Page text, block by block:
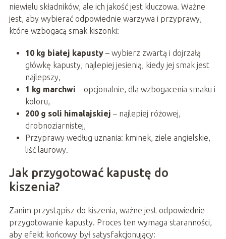
niewielu składników, ale ich jakość jest kluczowa. Ważne
jest, aby wybierać odpowiednie warzywa i przyprawy,
które wzbogacą smak kiszonki:
10 kg białej kapusty– wybierz zwartą i dojrzałą
główkę kapusty, najlepiej jesienią, kiedy jej smak jest
najlepszy,
1 kg marchwi – opcjonalnie, dla wzbogacenia smaku i
koloru,
200 g soli himalajskiej – najlepiej różowej,
drobnoziarnistej,
Przyprawy według uznania: kminek, ziele angielskie,
liść laurowy.
Jak przygotować kapustę do
kiszenia?
Zanim przystąpisz do kiszenia, ważne jest odpowiednie
przygotowanie kapusty. Proces ten wymaga staranności,
aby efekt końcowy był satysfakcjonujący: